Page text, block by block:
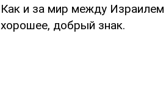
Как и за мир между
хорошее, добрый знак.